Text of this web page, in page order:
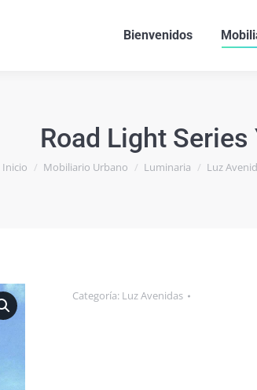
Bienvenidos
Road Light Series
Estás aquí:
Inicio Mobiliario Urbano Luminaria Luz
Categoría: Luz Avenidas